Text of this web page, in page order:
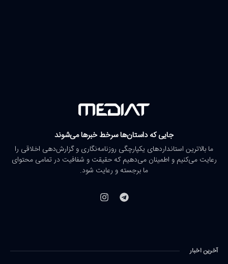
جایی که داستان‌ها سرخط خبرها می‌شوند
ما بالاترین استانداردهای یکپارچگی روزنامه‌نگاری و گزارش‌دهی اخلاقی را
رعایت می‌کنیم و اطمینان می‌دهیم که حقیقت و شفافیت در تمامی محتوای
ما برجسته و رعایت شود.
آخرین اخبار